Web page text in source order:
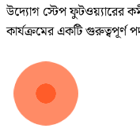
উদ্যোগ স্টেপ ফুটওয়্যারের
কার্যক্রমের একটি গুরুত্বপূর্ণ